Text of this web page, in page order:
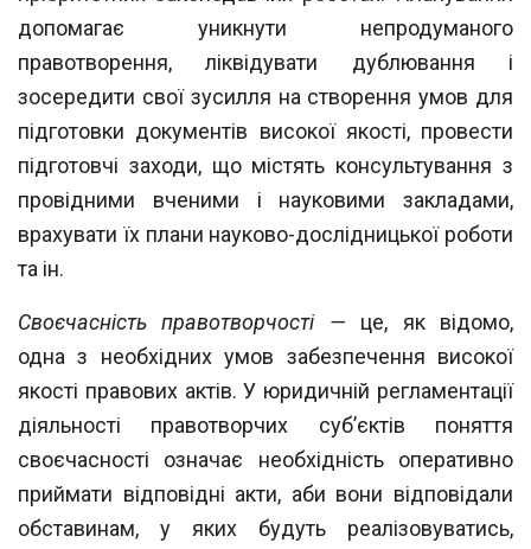
допомагає уникнути непродуманого
правотворення, ліквідувати дублювання і
зосередити свої зусилля на створення умов для
підготовки документів високої якості, провести
підготовчі заходи, що містять консультування з
провідними вченими і науковими закладами,
врахувати їх плани науково-дослідницької роботи
та ін.
Своєчасність правотворчості — це, як відомо,
одна з необхідних умов забезпечення високої
якості правових актів. У юридичній регламентації
діяльності правотворчих суб’єктів поняття
своєчасності означає необхідність оперативно
приймати відповідні акти, аби вони відповідали
обставинам, у яких будуть реалізовуватись,